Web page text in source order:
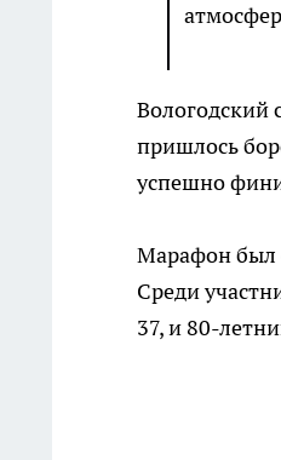
Вологодский
пришлось
успешно
Марафон был
Среди
37, и 80-